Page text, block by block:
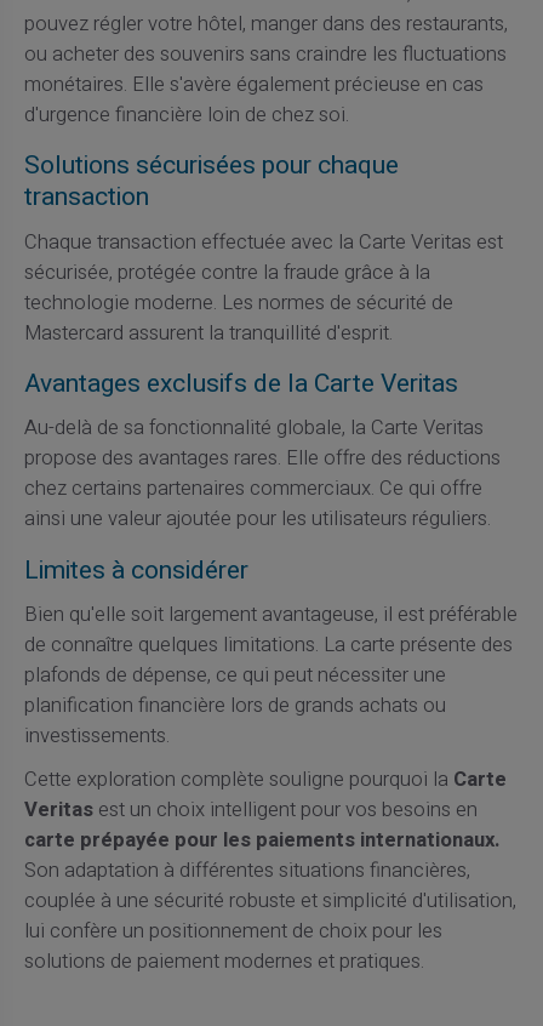
pouvez régler votre hôtel, manger dans des restaurants,
ou acheter des souvenirs sans craindre les fluctuations
monétaires. Elle s'avère également précieuse en cas
d'urgence financière loin de chez soi.
Solutions sécurisées pour chaque
transaction
Chaque transaction effectuée avec la Carte Veritas est
sécurisée, protégée contre la fraude grâce à la
technologie moderne. Les normes de sécurité de
Mastercard assurent la tranquillité d'esprit.
Avantages exclusifs de la Carte Veritas
Au-delà de sa fonctionnalité globale, la Carte Veritas
propose des avantages rares. Elle offre des réductions
chez certains partenaires commerciaux. Ce qui offre
ainsi une valeur ajoutée pour les utilisateurs réguliers.
Limites à considérer
Bien qu'elle soit largement avantageuse, il est préférable
de connaître quelques limitations. La carte présente des
plafonds de dépense, ce qui peut nécessiter une
planification financière lors de grands achats ou
investissements.
Cette exploration complète souligne pourquoi la Carte
Veritasest un choix intelligent pour vos besoins en
carte prépayée pour les paiements internationaux.
Son adaptation à différentes situations financières,
couplée à une sécurité robuste et simplicité d'utilisation,
lui confère un positionnement de choix pour les
solutions de paiement modernes et pratiques.